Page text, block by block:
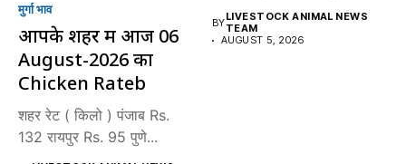
मुर्गा भाव
आपके शहर में आज 06
August-2026 का
Chicken Rateb
शहर रेट ( किलो ) पंजाब Rs.
132 रायपुर Rs. 95 पुणे...
BYLIVESTOCK ANIMAL NEWS
TEAM
AUGUST 5, 2026